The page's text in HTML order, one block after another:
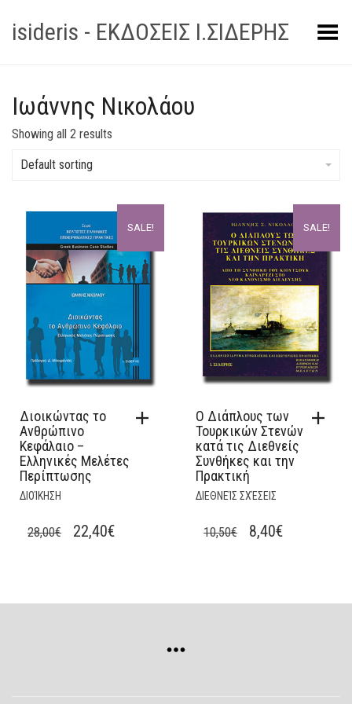
isideris - ΕΚΔΟΣΕΙΣ Ι.ΣΙΔΕΡΗΣToggle Menu
Ιωάννης Νικολάου
Showing all 2 results
Default sorting
SALE!
Διοικώντας το
Ανθρώπινο
Κεφάλαιο –
Ελληνικές Μελέτες
Περίπτωσης
ΔΙΟΊΚΗΣΗ
28,00€
ORIGINAL
22,40€CURRENT
SALE!
Ο Διάπλους των
Τουρκικών Στενών
κατά τις Διεθνείς
Συνθήκες και την
Πρακτική
ΔΙΕΘΝΕΊΣ ΣΧΈΣΕΙΣ
10,50€
ORIGINAL
8,40€CURRENT